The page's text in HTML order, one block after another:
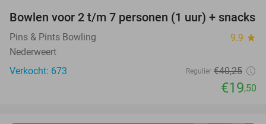
52%
Bowlen voor 2 t/m 7 personen (1 uur) + snacks
Pins & Pints Bowling 9.9 star
Nederweert
Verkocht: 673
Regulier €40,25
€19,50